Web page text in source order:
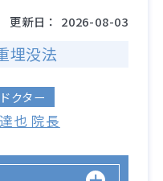
更新日： 2026-08-03
埋没法
クター
也 院長